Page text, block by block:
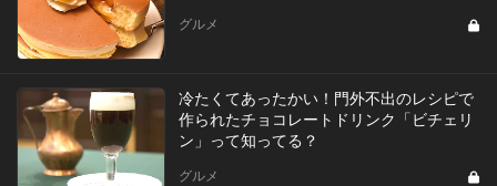
グルメ
冷たくてあったかい！門外不出のレシピで
作られたチョコレートドリンク「ビチェリ
ン」って知ってる？
グルメ